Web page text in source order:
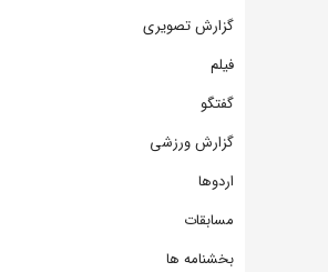
گزارش تصویری
فیلم
گفتگو
گزارش ورزشی
اردوها
مسابقات
بخشنامه ها